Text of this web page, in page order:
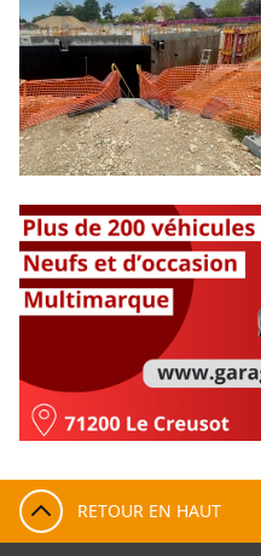
RETOUR EN HAUT